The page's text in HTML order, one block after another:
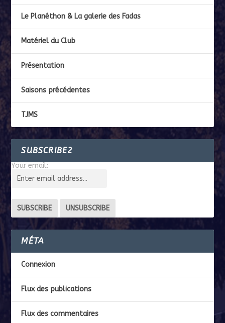
Le Planéthon & La galerie des Fadas
Matériel du Club
Présentation
Saisons précédentes
TJMS
SUBSCRIBE2
Your email:
MÉTA
Connexion
Flux des publications
Flux des commentaires